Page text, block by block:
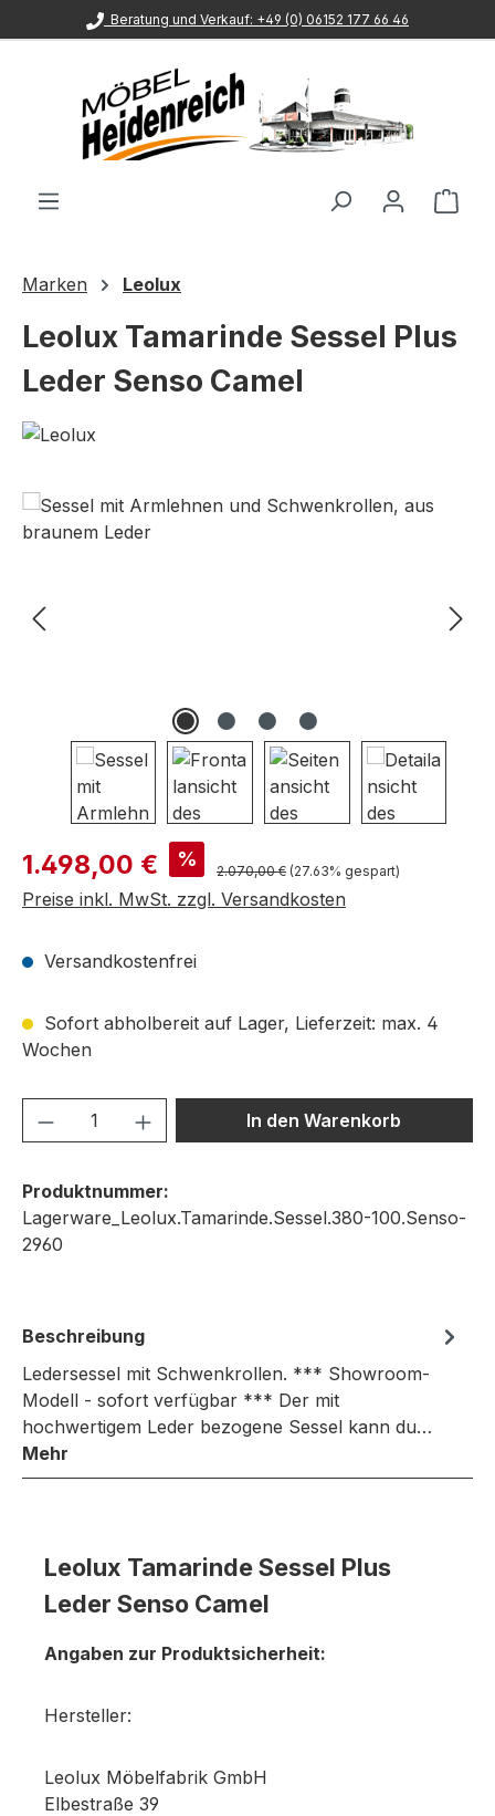
Zum Hauptinhalt springen
Beratung und Verkauf: +49 (0) 06152 177 66 46
Marken Leolux
Leolux Tamarinde Sessel Plus
Leder Senso Camel
Bildergalerie überspringen
Verkaufspreis:
1.498,00 € % Regulärer Preis:
2.070,00 € (27.63% gespart)
Preise inkl. MwSt. zzgl. Versandkosten
Versandkostenfrei
Sofort abholbereit auf Lager, Lieferzeit: max. 4
Wochen
Produkt Anzahl: Gib denIn den Warenkorb
Produktnummer:
Lagerware_Leolux.Tamarinde.Sessel.380-100.Senso-
2960
Beschreibung
Ledersessel mit Schwenkrollen. *** Showroom-
Modell - sofort verfügbar *** Der mit
hochwertigem Leder bezogene Sessel kann du…
Mehr
Leolux Tamarinde Sessel Plus
Leder Senso Camel
Angaben zur Produktsicherheit:
Hersteller:
Leolux Möbelfabrik GmbH
Elbestraße 39